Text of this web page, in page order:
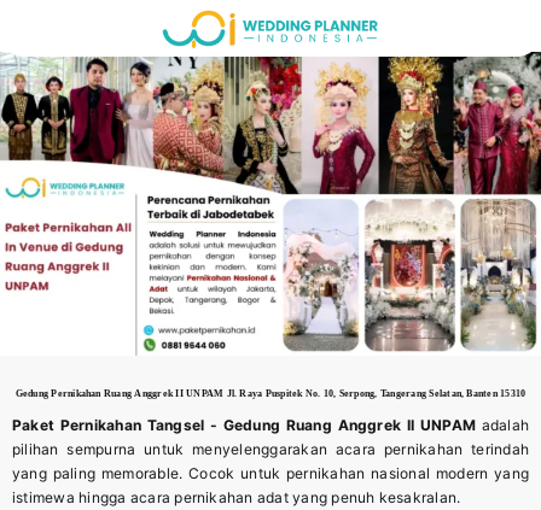
to
content
Gedung Pernikahan Ruang Anggrek II UNPAM Jl. Raya Puspitek No. 10, Serpong, Tangerang Selatan, Banten 15310
Paket Pernikahan Tangsel - Gedung Ruang Anggrek II UNPAM adalah
pilihan sempurna untuk menyelenggarakan acara pernikahan terindah
yang paling memorable. Cocok untuk pernikahan nasional modern yang
istimewa hingga acara pernikahan adat yang penuh kesakralan.